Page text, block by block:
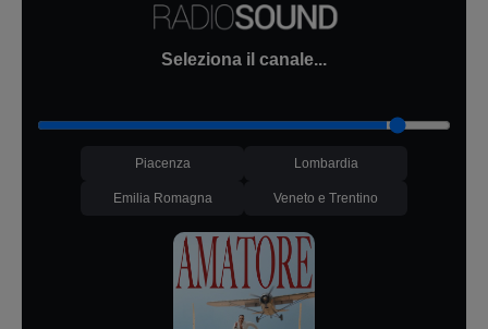
Seleziona il canale...
Piacenza Lombardia
Emilia Romagna Veneto e Trentino